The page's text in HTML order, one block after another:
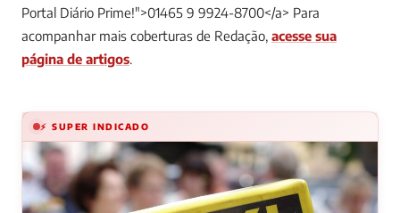
Portal Diário Prime!">01465 9 9924-8700</a> Para
acompanhar mais coberturas de Redação, acesse sua
página de artigos.
⚡ SUPER INDICADO